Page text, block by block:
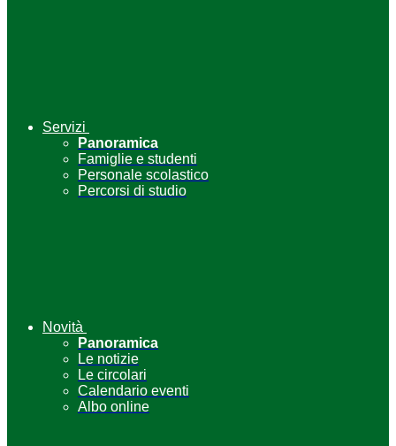
Servizi
Panoramica
Famiglie e studenti
Personale scolastico
Percorsi di studio
Novità
Panoramica
Le notizie
Le circolari
Calendario eventi
Albo online